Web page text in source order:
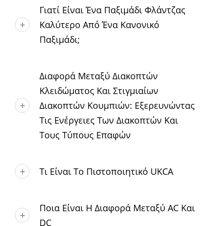
Γιατί Είναι Ένα Παξιμάδι Φλάντζας
Καλύτερο Από Ένα Κανονικό
Παξιμάδι;
Διαφορά Μεταξύ Διακοπτών
Κλειδώματος Και Στιγμιαίων
Διακοπτών Κουμπιών: Εξερευνώντας
Τις Ενέργειες Των Διακοπτών Και
Τους Τύπους Επαφών
Τι Είναι Το Πιστοποιητικό UKCA
Ποια Είναι Η Διαφορά Μεταξύ AC Και
DC